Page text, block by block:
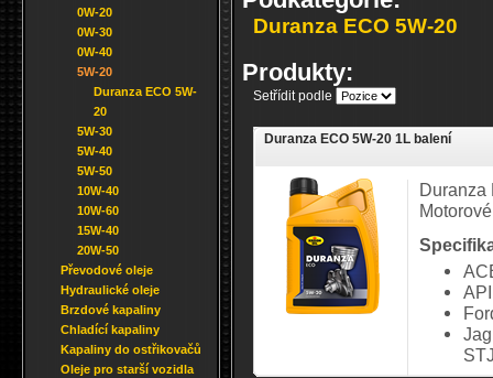
0W-20
0W-30
0W-40
5W-20
Duranza ECO 5W-
20
5W-30
5W-40
5W-50
10W-40
10W-60
15W-40
20W-50
Převodové oleje
Hydraulické oleje
Brzdové kapaliny
Chladící kapaliny
Kapaliny do ostřikovačů
Oleje pro starší vozidla
Duranza ECO 5W-20
Produkty:
Setřídit podle
Duranza ECO 5W-20 1L balení
Duranza